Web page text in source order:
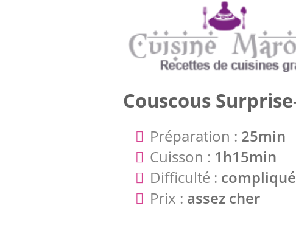
Couscous
Préparation : 25min
Cuisson : 1h15min
Difficulté : compliqué
Prix : assez cher